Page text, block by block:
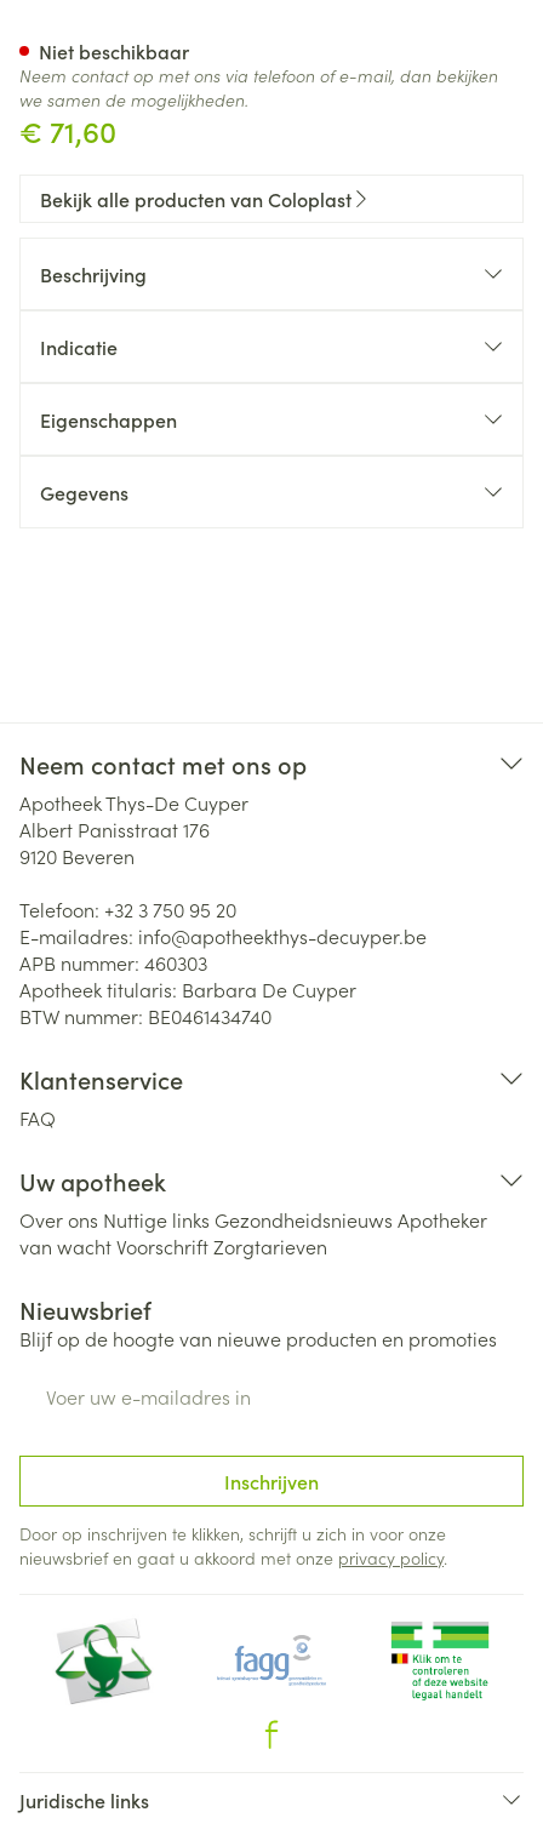
€ 71,60
Niet beschikbaar
Neem contact op met ons via telefoon of e-mail, dan bekijken
we samen de mogelijkheden.
Bekijk alle producten van Coloplast
Beschrijving
Indicatie
Eigenschappen
Gegevens
Neem contact met ons op
Apotheek Thys-De Cuyper
Albert Panisstraat 176
9120 Beveren
Telefoon: +32 3 750 95 20
E-mailadres: info@apotheekthys-decuyper.be
APB nummer: 460303
Apotheek titularis: Barbara De Cuyper
BTW nummer: BE0461434740
Klantenservice
FAQ
Uw apotheek
Over ons Nuttige links Gezondheidsnieuws Apotheker
van wachtVoorschriftZorgtarieven
Nieuwsbrief
Blijf op de hoogte van nieuwe producten en promoties
Inschrijven
Door op inschrijven te klikken, schrijft u zich in voor onze
nieuwsbrief en gaat u akkoord met onze privacy policy.
Juridische links